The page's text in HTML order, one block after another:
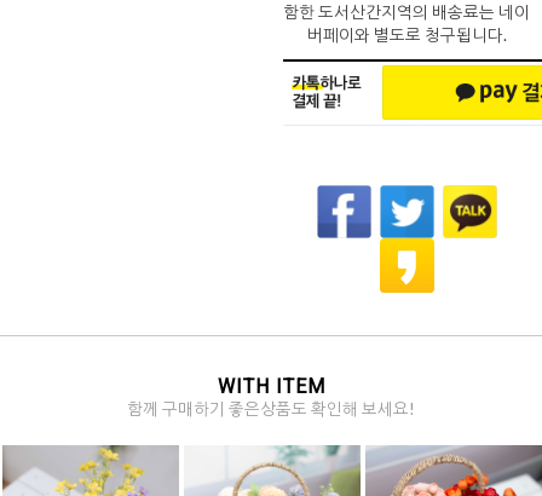
함한 도서산간지역의 배송료는 네이
버페이와 별도로 청구됩니다.
WITH ITEM
함께 구매하기 좋은상품도 확인해 보세요!